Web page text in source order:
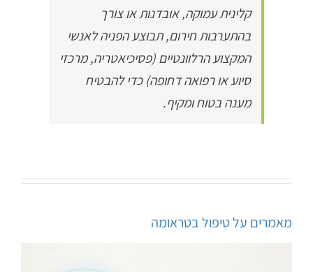
קלינית עמוקה, אובדנות או צורך
בהתערבות חירום, תבוצע הפניה לאנשי
המקצוע הרלוונטיים (פסיכיאטריה, מרכזי
סיוע או רפואה דחופה) כדי להבטיח
מענה בטוח ומקיף.
מאמרים על טיפול בטראומה